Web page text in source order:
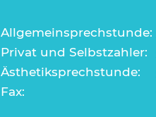
Allgemeinsprechstunde:
Privat und Selbstzahler:
Ästhetiksprechstunde:
Fax: